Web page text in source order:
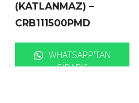
(KATLANMAZ) –
CRB111500PMD
WHATSAPP'TAN
SIPARIŞ